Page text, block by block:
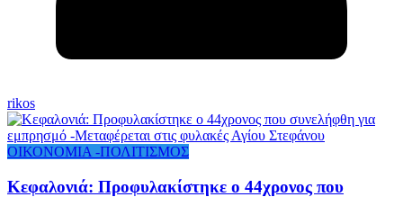
rikos
ΟΙΚΟΝΟΜΙΑ -ΠΟΛΙΤΙΣΜΟΣ
Κεφαλονιά: Προφυλακίστηκε ο 44χρονος που